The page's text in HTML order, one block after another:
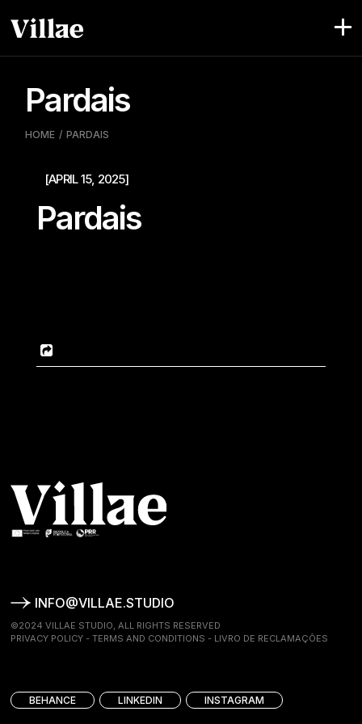
para
Pardais
HOME PARDAIS
[APRIL 15, 2025]
Pardais
INFO@VILLAE.STUDIO
©2024 VILLAE STUDIO, ALL RIGHTS RESERVED
PRIVACY POLICY -TERMS AND CONDITIONS - LIVRO DE RECLAMAÇÕES
BEHANCE LINKEDIN INSTAGRAM